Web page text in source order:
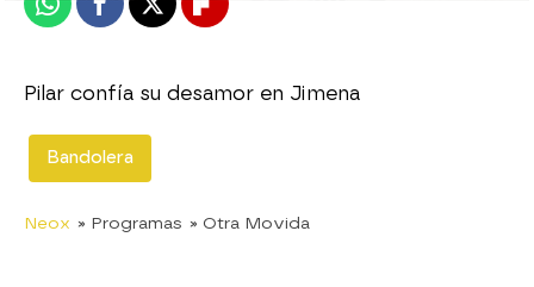
WhatsappFacebook
X Flipboard
Pilar confía su desamor en Jimena
Bandolera
Neox » Programas » Otra Movida